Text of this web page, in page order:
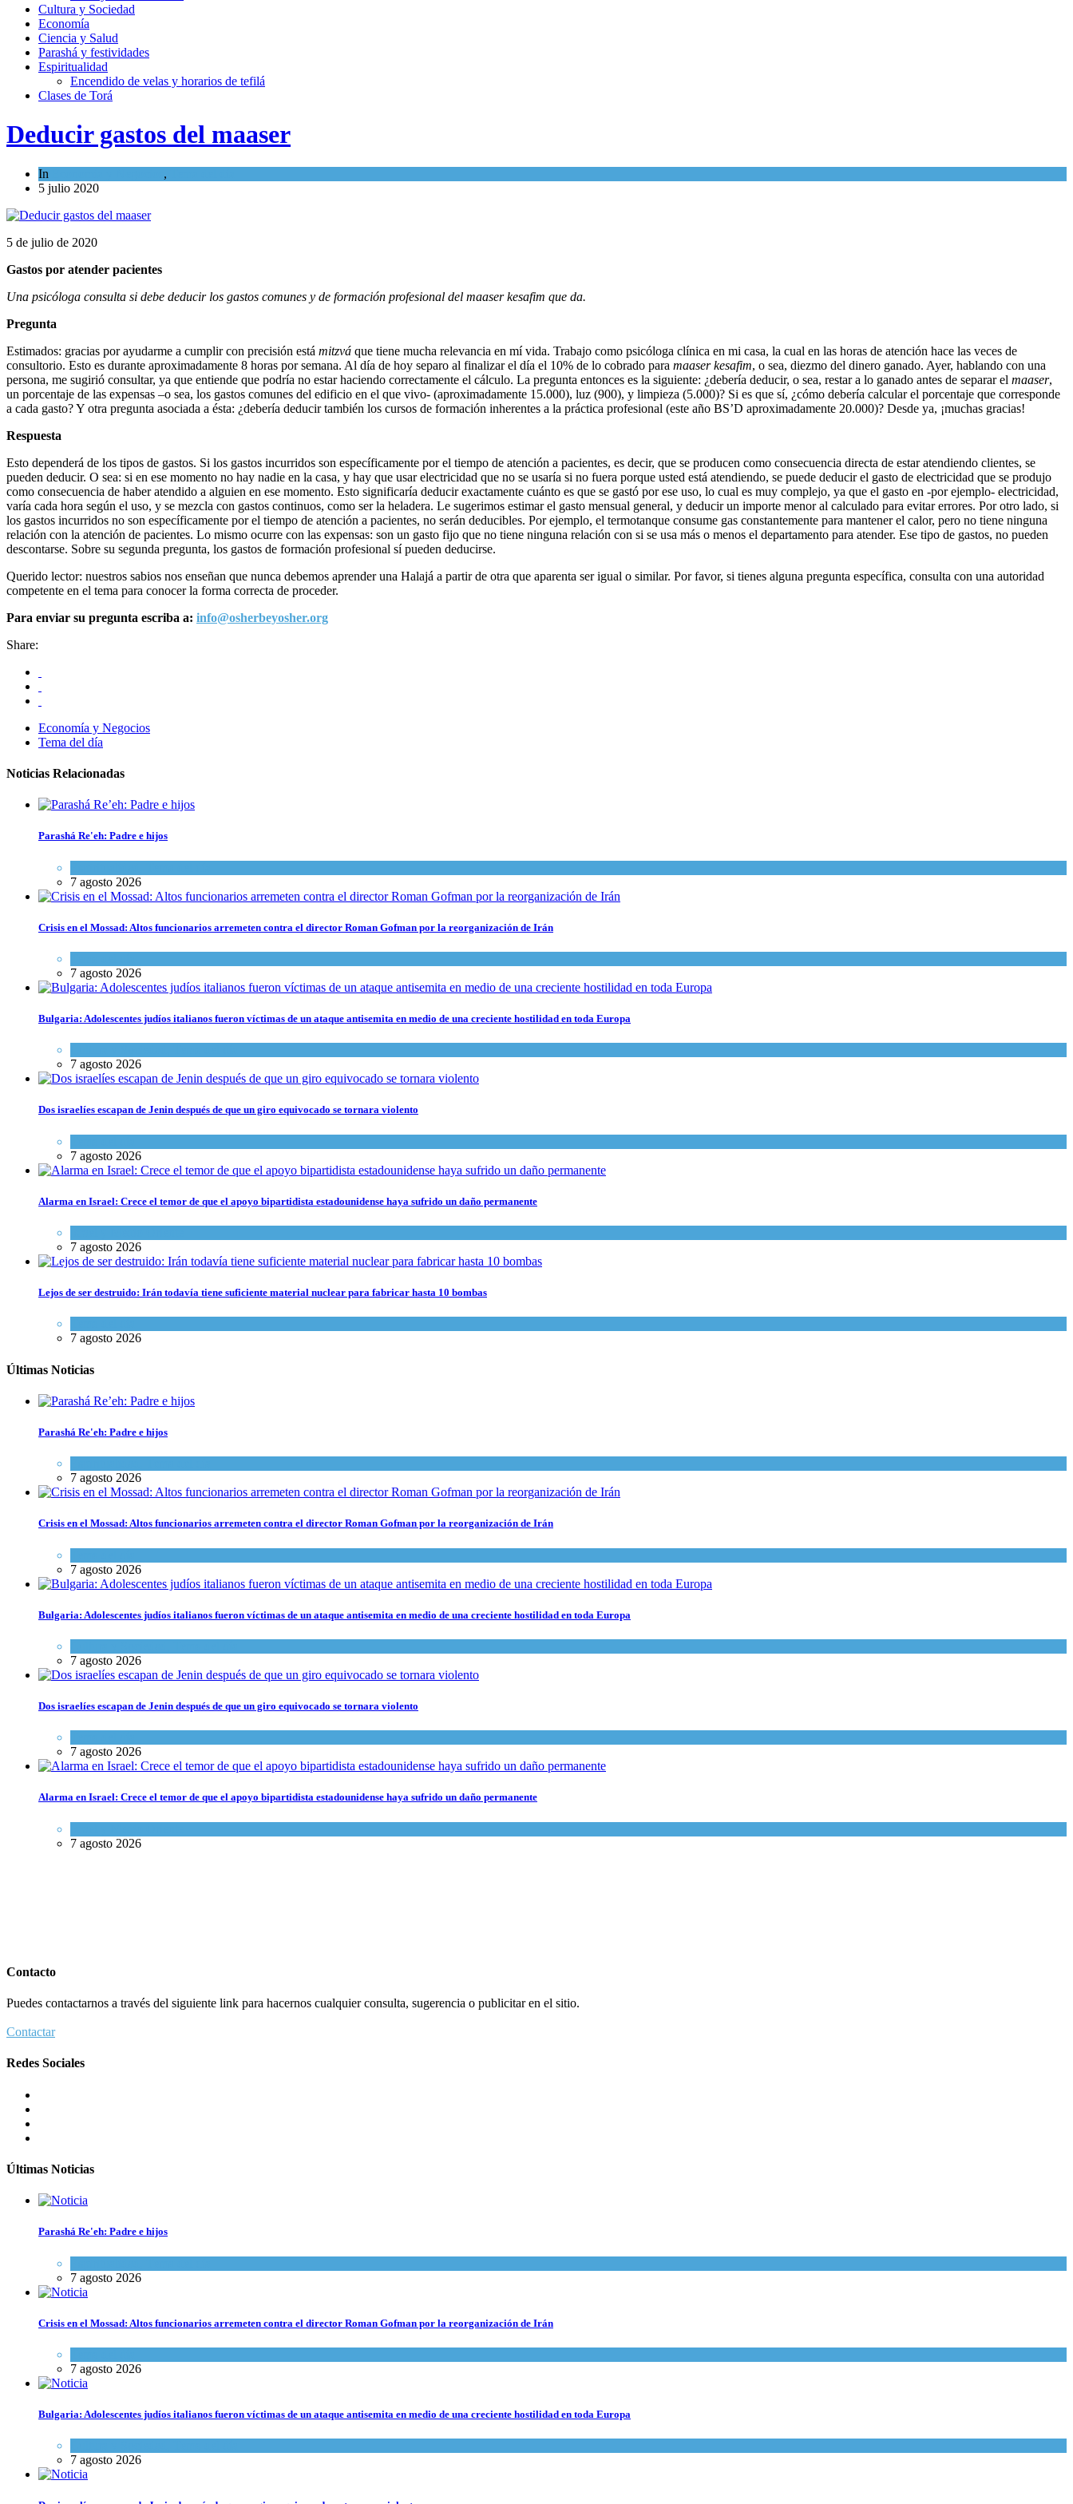
Cultura y Sociedad
Economía
Ciencia y Salud
Parashá y festividades
Espiritualidad
Encendido de velas y horarios de tefilá
Clases de Torá
Deducir gastos del maaser
In ,
5 julio 2020
5 de julio de 2020
Gastos por atender pacientes
Una psicóloga consulta si debe deducir los gastos comunes y de formación profesional del maaser kesafim que da.
Pregunta
Estimados: gracias por ayudarme a cumplir con precisión está mitzvá que tiene mucha relevancia en mí vida. Trabajo como psicóloga clínica en mi casa, la cual en las horas de atención hace las veces de
consultorio. Esto es durante aproximadamente 8 horas por semana. Al día de hoy separo al finalizar el día el 10% de lo cobrado para maaser kesafim, o sea, diezmo del dinero ganado. Ayer, hablando con una
persona, me sugirió consultar, ya que entiende que podría no estar haciendo correctamente el cálculo. La pregunta entonces es la siguiente: ¿debería deducir, o sea, restar a lo ganado antes de separar el maaser,
un porcentaje de las expensas –o sea, los gastos comunes del edificio en el que vivo- (aproximadamente 15.000), luz (900), y limpieza (5.000)? Si es que sí, ¿cómo debería calcular el porcentaje que corresponde
a cada gasto? Y otra pregunta asociada a ésta: ¿debería deducir también los cursos de formación inherentes a la práctica profesional (este año BS’D aproximadamente 20.000)? Desde ya, ¡muchas gracias!
Respuesta
Esto dependerá de los tipos de gastos. Si los gastos incurridos son específicamente por el tiempo de atención a pacientes, es decir, que se producen como consecuencia directa de estar atendiendo clientes, se
pueden deducir. O sea: si en ese momento no hay nadie en la casa, y hay que usar electricidad que no se usaría si no fuera porque usted está atendiendo, se puede deducir el gasto de electricidad que se produjo
como consecuencia de haber atendido a alguien en ese momento. Esto significaría deducir exactamente cuánto es que se gastó por ese uso, lo cual es muy complejo, ya que el gasto en -por ejemplo- electricidad,
varía cada hora según el uso, y se mezcla con gastos continuos, como ser la heladera. Le sugerimos estimar el gasto mensual general, y deducir un importe menor al calculado para evitar errores. Por otro lado, si
los gastos incurridos no son específicamente por el tiempo de atención a pacientes, no serán deducibles. Por ejemplo, el termotanque consume gas constantemente para mantener el calor, pero no tiene ninguna
relación con la atención de pacientes. Lo mismo ocurre con las expensas: son un gasto fijo que no tiene ninguna relación con si se usa más o menos el departamento para atender. Ese tipo de gastos, no pueden
descontarse. Sobre su segunda pregunta, los gastos de formación profesional sí pueden deducirse.
Querido lector: nuestros sabios nos enseñan que nunca debemos aprender una Halajá a partir de otra que aparenta ser igual o similar. Por favor, si tienes alguna pregunta específica, consulta con una autoridad
competente en el tema para conocer la forma correcta de proceder.
Para enviar su pregunta escriba a: info@osherbeyosher.org
Share:
Economía y Negocios
Tema del día
Noticias Relacionadas
Parashá Re'eh: Padre e hijos
7 agosto 2026
Crisis en el Mossad: Altos funcionarios arremeten contra el director Roman Gofman por la reorganización de Irán
7 agosto 2026
Bulgaria: Adolescentes judíos italianos fueron víctimas de un ataque antisemita en medio de una creciente hostilidad en toda Europa
7 agosto 2026
Dos israelíes escapan de Jenin después de que un giro equivocado se tornara violento
7 agosto 2026
Alarma en Israel: Crece el temor de que el apoyo bipartidista estadounidense haya sufrido un daño permanente
7 agosto 2026
Lejos de ser destruido: Irán todavía tiene suficiente material nuclear para fabricar hasta 10 bombas
7 agosto 2026
Últimas Noticias
Parashá Re'eh: Padre e hijos
7 agosto 2026
Crisis en el Mossad: Altos funcionarios arremeten contra el director Roman Gofman por la reorganización de Irán
7 agosto 2026
Bulgaria: Adolescentes judíos italianos fueron víctimas de un ataque antisemita en medio de una creciente hostilidad en toda Europa
7 agosto 2026
Dos israelíes escapan de Jenin después de que un giro equivocado se tornara violento
7 agosto 2026
Alarma en Israel: Crece el temor de que el apoyo bipartidista estadounidense haya sufrido un daño permanente
7 agosto 2026
Contacto
Puedes contactarnos a través del siguiente link para hacernos cualquier consulta, sugerencia o publicitar en el sitio.
Contactar
Redes Sociales
Últimas Noticias
Parashá Re'eh: Padre e hijos
7 agosto 2026
Crisis en el Mossad: Altos funcionarios arremeten contra el director Roman Gofman por la reorganización de Irán
7 agosto 2026
Bulgaria: Adolescentes judíos italianos fueron víctimas de un ataque antisemita en medio de una creciente hostilidad en toda Europa
7 agosto 2026